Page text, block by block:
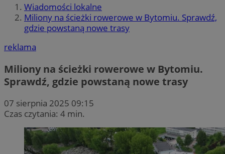
Wiadomości lokalne
Miliony na ścieżki rowerowe w Bytomiu. Sprawdź,
gdzie powstaną nowe trasy
reklama
Miliony na ścieżki rowerowe w Bytomiu.
Sprawdź, gdzie powstaną nowe trasy
07 sierpnia 2025 09:15
Czas czytania: 4 min.